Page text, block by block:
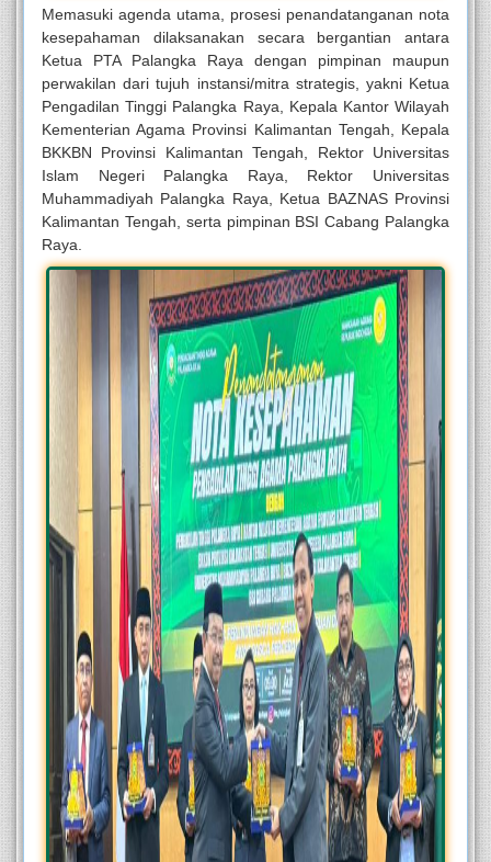
Memasuki agenda utama, prosesi penandatanganan nota
kesepahaman dilaksanakan secara bergantian antara
Ketua PTA Palangka Raya dengan pimpinan maupun
perwakilan dari tujuh instansi/mitra strategis, yakni Ketua
Pengadilan Tinggi Palangka Raya, Kepala Kantor Wilayah
Kementerian Agama Provinsi Kalimantan Tengah, Kepala
BKKBN Provinsi Kalimantan Tengah, Rektor Universitas
Islam Negeri Palangka Raya, Rektor Universitas
Muhammadiyah Palangka Raya, Ketua BAZNAS Provinsi
Kalimantan Tengah, serta pimpinan BSI Cabang Palangka
Raya.